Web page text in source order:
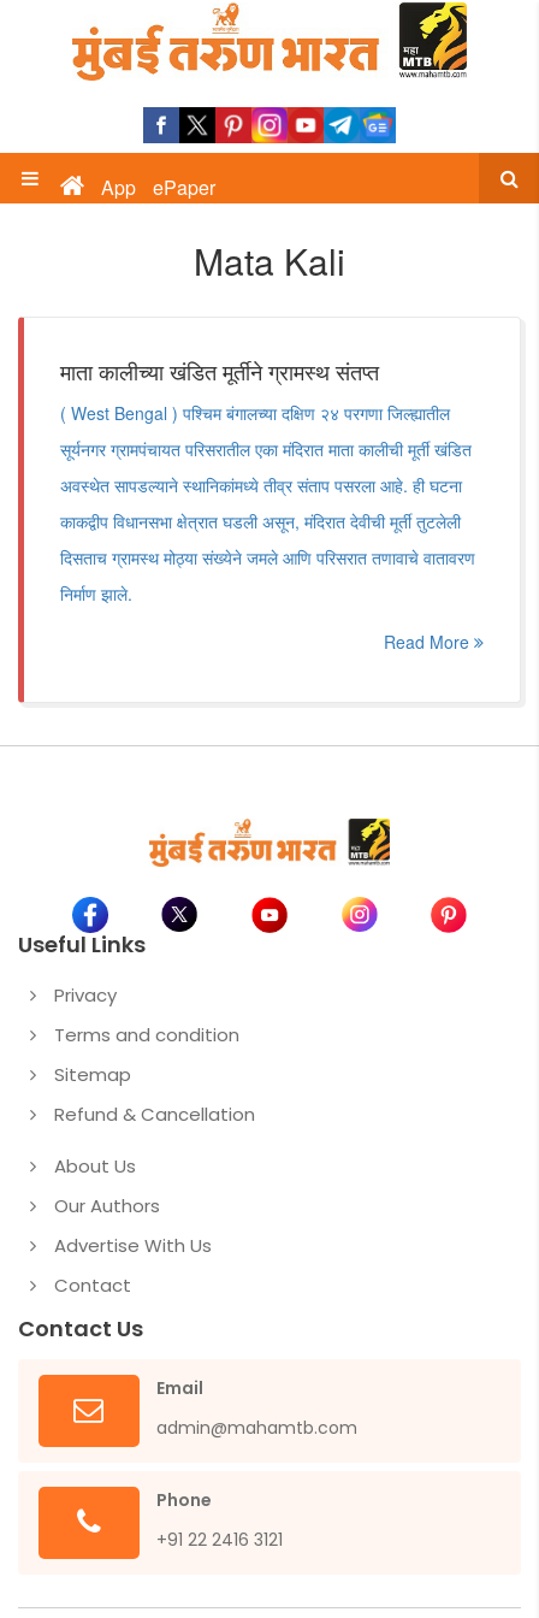
App ePaper
Mata Kali
माता कालीच्या खंडित मूर्तीने ग्रामस्थ संतप्त
( West Bengal ) पश्चिम बंगालच्या दक्षिण २४ परगणा जिल्ह्यातील
सूर्यनगर ग्रामपंचायत परिसरातील एका मंदिरात माता कालीची मूर्ती खंडित
अवस्थेत सापडल्याने स्थानिकांमध्ये तीव्र संताप पसरला आहे. ही घटना
काकद्वीप विधानसभा क्षेत्रात घडली असून, मंदिरात देवीची मूर्ती तुटलेली
दिसताच ग्रामस्थ मोठ्या संख्येने जमले आणि परिसरात तणावाचे वातावरण
निर्माण झाले.
Read More
Useful Links
Privacy
Terms and condition
Sitemap
Refund & Cancellation
About Us
Our Authors
Advertise With Us
Contact
Contact Us
Email
admin@mahamtb.com
Phone
+91 22 2416 3121